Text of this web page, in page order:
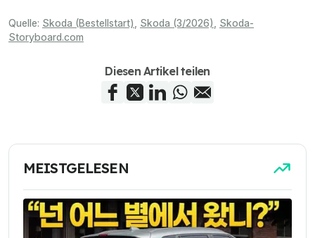
Quelle: Skoda (Bestellstart) Skoda (3/2026)
Skoda-
Storyboard.com
Diesen Artikel teilen
MEISTGELESEN